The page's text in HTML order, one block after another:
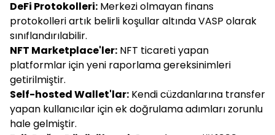
DeFi Protokolleri: Merkezi olmayan finans
protokolleri artık belirli koşullar altında VASP olarak
sınıflandırılabilir.
NFT Marketplace'ler: NFT ticareti yapan
platformlar için yeni raporlama gereksinimleri
getirilmiştir.
Self-hosted Wallet'lar: Kendi cüzdanlarına transfer
yapan kullanıcılar için ek doğrulama adımları zorunlu
hale gelmiştir.